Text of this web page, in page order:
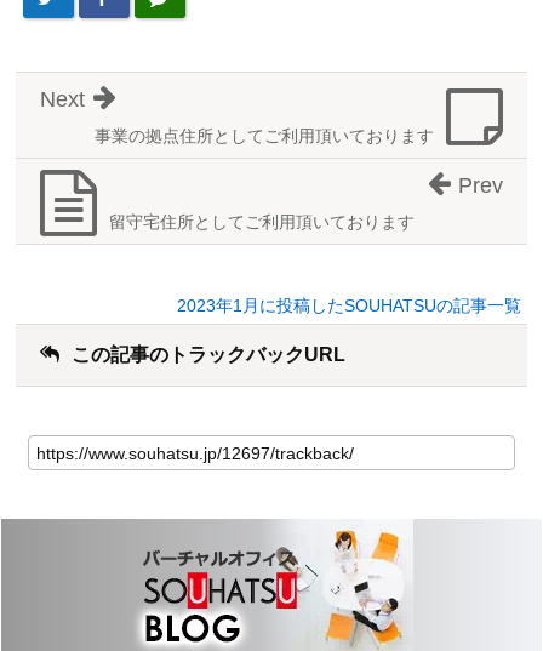
事業の拠点住所としてご利用頂いております
Next
留守宅住所としてご利用頂いております
Prev
2023年1月に投稿したSOUHATSUの記事一覧
この記事のトラックバックURL